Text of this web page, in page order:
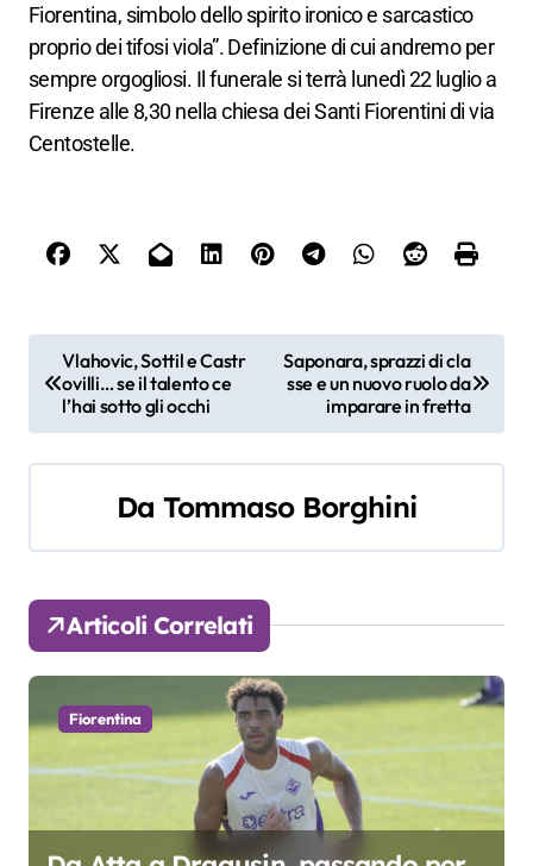
Fiorentina, simbolodello spirito ironico e sarcastico
proprio dei tifosi viola”. Definizione di cui andremo per
sempre orgogliosi. Il funerale si terrà lunedì 22 luglio a
Firenze alle 8,30 nella chiesa dei Santi Fiorentini di via
Centostelle.
v
g
a
z
i
e
Vlahovic, Sottil e Castr
ovilli… se il talento ce
l’hai sotto gli occhi
Saponara, sprazzi di cla
sse e un nuovo ruolo da
imparare in fretta
Da Tommaso Borghini
Articoli Correlati
Fiorentina